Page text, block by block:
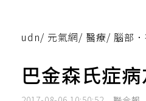
udn/ 元氣網/ 醫療/ 腦部
巴金森氏症